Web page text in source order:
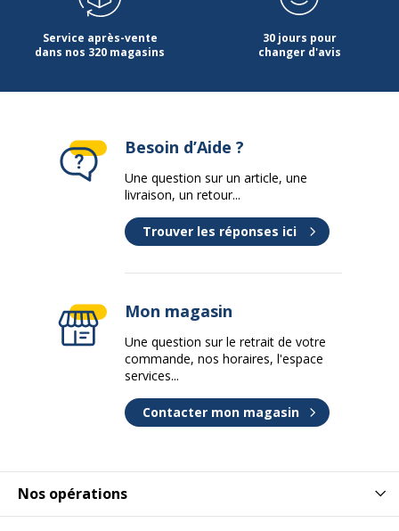
Largeur du plateau 120 cm
Matériau
Panneau de
supèrieur
Profondeur 80 cm
Données d'identification
Données d'identification
Marque
Référence produit fabricant 004/K2/F AA
Caractéristiques de base
Caractéristiques de base
Matériau de la base Métal
Nature de la finition Époxy
Service après-vente
dans nos 320 magasins
30 jours pour
changer d'avis
Nos opérations
Besoin d’Aide ?
Une question sur un article, une
livraison, un retour...
Trouver les réponses ici
Mon magasin
Une question sur le retrait de votre
commande, nos horaires, l'espace
services...
Contacter mon magasin